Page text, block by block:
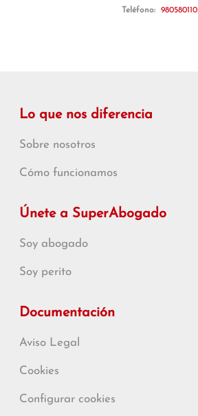
Teléfono:
980580110
Lo que nos diferencia
Sobre nosotros
Cómo funcionamos
Únete a SuperAbogado
Soy abogado
Soy perito
Documentación
Aviso Legal
Cookies
Configurar cookies